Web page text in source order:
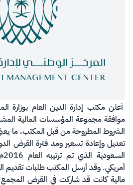
أعلن مكتب إدارة الدين العام بوزارة
موافقة مجموعة المؤسسات المالية
الشروط المطروحة من قبل المكتب، ما
تعديل وإعادة تسعير ومد فترة القرض